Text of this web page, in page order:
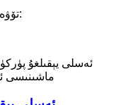
تۆۋەندىكىلەر ئۈچۈن ئىشلىتىلىدۇ: